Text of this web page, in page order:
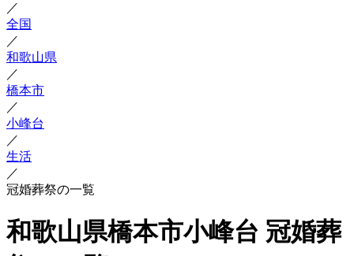
／
全国
／
和歌山県
／
橋本市
／
小峰台
／
生活
／
冠婚葬祭の一覧
和歌山県橋本市小峰台 冠婚葬